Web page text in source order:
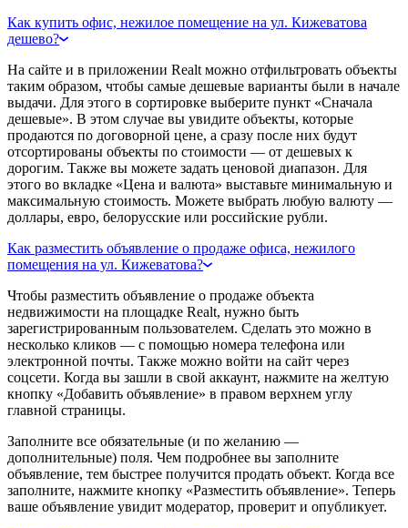
Как купить офис, нежилое помещение на ул. Кижеватова
дешево?
На сайте и в приложении Realt можно отфильтровать объекты
таким образом, чтобы самые дешевые варианты были в начале
выдачи. Для этого в сортировке выберите пункт «Сначала
дешевые». В этом случае вы увидите объекты, которые
продаются по договорной цене, а сразу после них будут
отсортированы объекты по стоимости — от дешевых к
дорогим. Также вы можете задать ценовой диапазон. Для
этого во вкладке «Цена и валюта» выставьте минимальную и
максимальную стоимость. Можете выбрать любую валюту —
доллары, евро, белорусские или российские рубли.
Как разместить объявление о продаже офиса, нежилого
помещения на ул. Кижеватова?
Чтобы разместить объявление о продаже объекта
недвижимости на площадке Realt, нужно быть
зарегистрированным пользователем. Сделать это можно в
несколько кликов — с помощью номера телефона или
электронной почты. Также можно войти на сайт через
соцсети. Когда вы зашли в свой аккаунт, нажмите на желтую
кнопку «Добавить объявление» в правом верхнем углу
главной страницы.
Заполните все обязательные (и по желанию —
дополнительные) поля. Чем подробнее вы заполните
объявление, тем быстрее получится продать объект. Когда все
заполните, нажмите кнопку «Разместить объявление». Теперь
ваше объявление увидит модератор, проверит и опубликует.